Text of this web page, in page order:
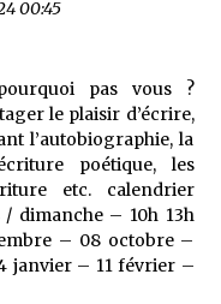
00:45
pourquoi pas vous ?
le plaisir d’écrire,
l’autobiographie, la
poétique, les
etc. calendrier
/ dimanche – 10h 13h
– 08 octobre –
janvier – 11 février –